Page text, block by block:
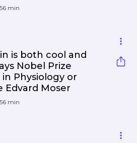
56 min
is both cool and
Nobel Prize
in Physiology or
Edvard Moser
56 min